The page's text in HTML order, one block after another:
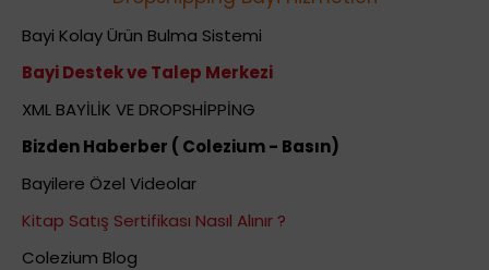
Bayi Kolay Ürün Bulma Sistemi
Bayi Destek ve Talep Merkezi
XML BAYİLİK VE DROPSHİPPİNG
Bizden Haberber ( Colezium - Basın)
Bayilere Özel Videolar
Kitap Satış Sertifikası Nasıl Alınır ?
Colezium Blog